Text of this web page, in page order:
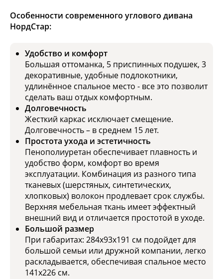
Особенности современного углового дивана
НордСтар:
Удобство и комфорт
Большая оттоманка, 5 приспинных подушек, 3
декоративные, удобные подлокотники,
удлинённое спальное место - все это позволит
сделать ваш отдых комфортным.
Долговечность
Жесткий каркас исключает смещение.
Долговечность – в среднем 15 лет.
Простота ухода и эстетичность
Пенополиуретан обеспечивает плавность и
удобство форм, комфорт во время
эксплуатации. Комбинация из разного типа
тканевых (шерстяных, синтетических,
хлопковых) волокон продлевает срок службы.
Верхняя мебельная ткань имеет эффектный
внешний вид и отличается простотой в уходе.
Большой размер
При габаритах: 284x93х191 см подойдет для
большой семьи или дружной компании, легко
раскладывается, обеспечивая спальное место
141x226 см.